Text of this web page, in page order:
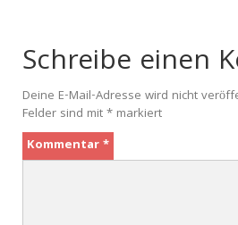
Schreibe einen
Deine E-Mail-Adresse wird nicht
Felder sind mit* markiert
Kommentar*